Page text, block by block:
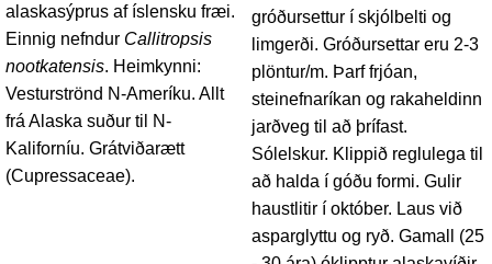
alaskasýprus af íslensku fræi.
Einnig nefndur Callitropsis
nootkatensis. Heimkynni:
Vesturströnd N-Ameríku. Allt
frá Alaska suður til N-
Kaliforníu. Grátviðarætt
(Cupressaceae).
gróðursettur í skjólbelti og
limgerði. Gróðursettar eru 2-3
plöntur/m. Þarf frjóan,
steinefnaríkan og rakaheldinn
jarðveg til að þrífast.
Sólelskur. Klippið reglulega til
að halda í góðu formi. Gulir
haustlitir í október. Laus við
asparglyttu og ryð. Gamall (25